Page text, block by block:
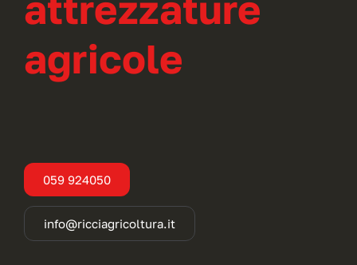
agricole
059 924050
info@ricciagricoltura.it